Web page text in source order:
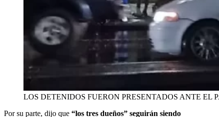
LOS DETENIDOS FUERON PRESENTADOS ANTE
Por su parte, dijo que “los tres dueños” seguirán siendo